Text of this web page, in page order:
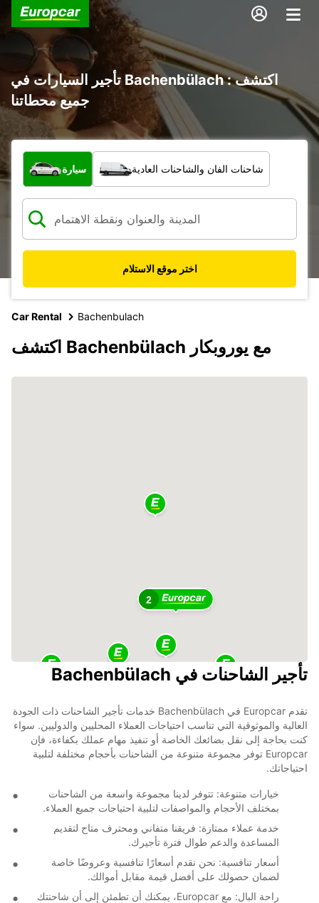
تأجير السيارات في Bachenbülach : اكتشف
جميع محطاتنا
ما نوع المركبة؟
سيارة شاحنات الفان والشاحنات العادية
اختر موقع الاستلام
Car Rental Bachenbulach
اكتشف Bachenbülach مع يوروبكار
2
تأجير الشاحنات في Bachenbülach
تقدم Europcar في Bachenbülach خدمات تأجير الشاحنات ذات الجودة
العالية والموثوقية التي تناسب احتياجات العملاء المحليين والدوليين. سواء
كنت بحاجة إلى نقل بضائعك الخاصة أو تنفيذ مهام عملك بكفاءة، فإن
Europcar توفر مجموعة متنوعة من الشاحنات بأحجام مختلفة لتلبية
احتياجاتك.
خيارات متنوعة: تتوفر لدينا مجموعة واسعة من الشاحنات
بمختلف الأحجام والمواصفات لتلبية احتياجات جميع العملاء.
خدمة عملاء ممتازة: فريقنا متفاني ومحترف متاح لتقديم
المساعدة والدعم طوال فترة تأجيرك.
أسعار تنافسية: نحن نقدم أسعارًا تنافسية وعروضًا خاصة
لضمان حصولك على أفضل قيمة مقابل أموالك.
راحة البال: مع Europcar، يمكنك أن تطمئن إلى أن شاحنتك